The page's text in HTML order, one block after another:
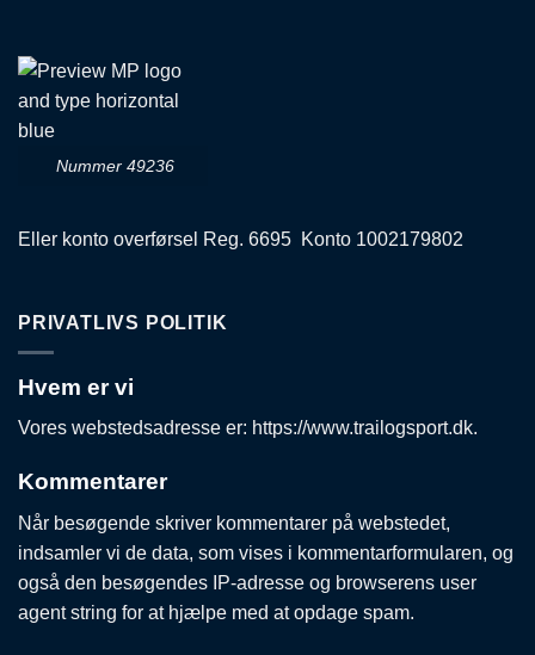
Nummer 49236
Eller konto overførsel Reg. 6695 Konto 1002179802
PRIVATLIVS POLITIK
Hvem er vi
Vores webstedsadresse er: https://www.trailogsport.dk.
Kommentarer
Når besøgende skriver kommentarer på webstedet,
indsamler vi de data, som vises i kommentarformularen, og
også den besøgendes IP-adresse og browserens user
agent string for at hjælpe med at opdage spam.